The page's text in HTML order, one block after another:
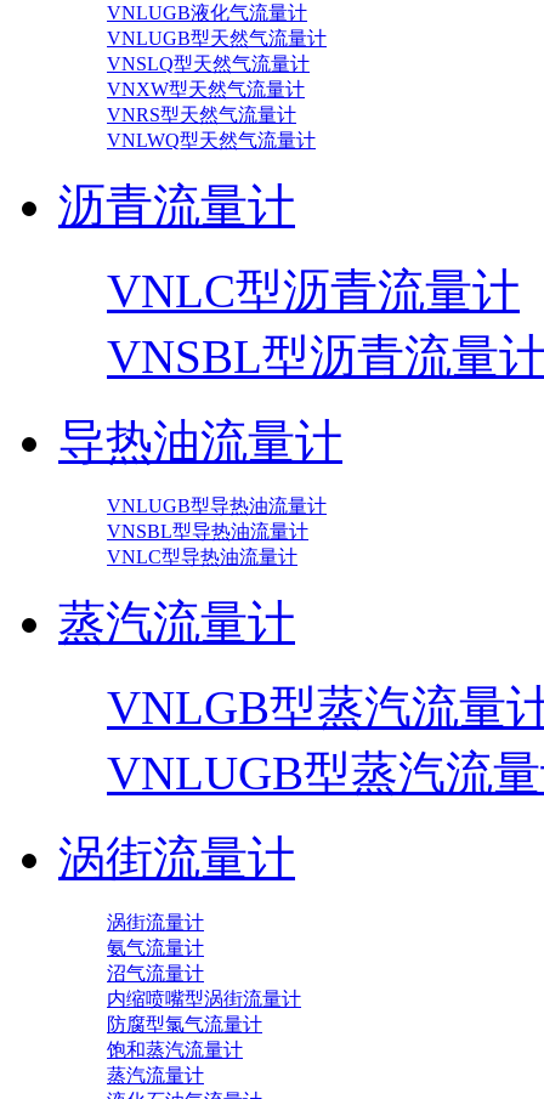
VNLUGB液化气流量计
VNLUGB型天然气流量计
VNSLQ型天然气流量计
VNXW型天然气流量计
VNRS型天然气流量计
VNLWQ型天然气流量计
沥青流量计
VNLC型沥青流量计
VNSBL型沥青流量
导热油流量计
VNLUGB型导热油流量计
VNSBL型导热油流量计
VNLC型导热油流量计
蒸汽流量计
VNLGB型蒸汽流量
VNLUGB型蒸汽流
涡街流量计
涡街流量计
氨气流量计
沼气流量计
内缩喷嘴型涡街流量计
防腐型氯气流量计
饱和蒸汽流量计
蒸汽流量计